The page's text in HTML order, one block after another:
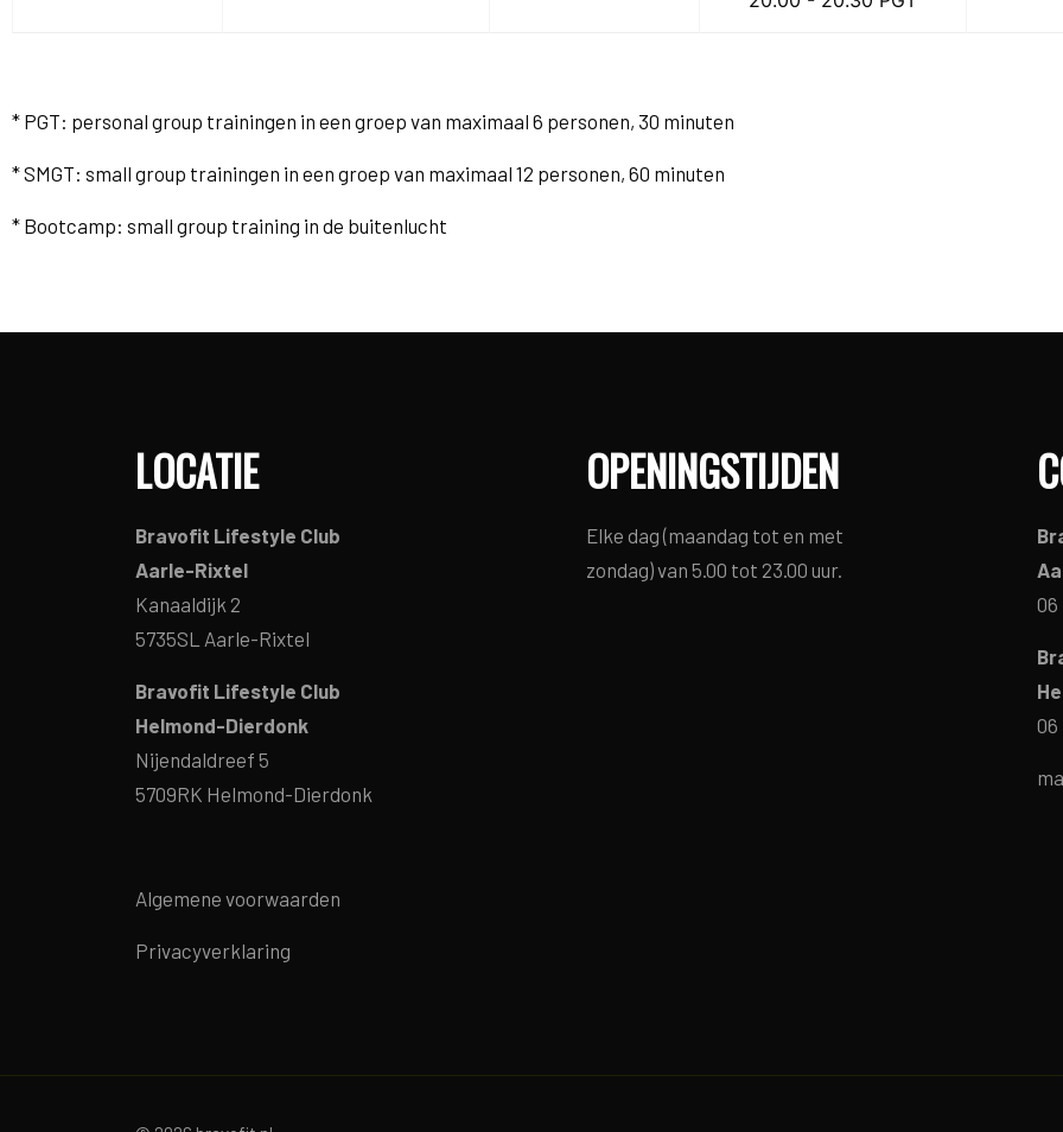
* PGT: personal group trainingen in een groep van maximaal 6 personen, 30 minuten
* SMGT: small group trainingen in een groep van maximaal 12 personen, 60 minuten
* Bootcamp: small group training in de buitenlucht
LOCATIE
Bravofit Lifestyle Club
Aarle-Rixtel
Kanaaldijk 2
5735SL Aarle-Rixtel
Bravofit Lifestyle Club
Helmond-Dierdonk
Nijendaldreef 5
5709RK Helmond-Dierdonk
Algemene voorwaarden
Privacyverklaring
OPENINGSTIJDEN
Elke dag (maandag tot en met
zondag) van 5.00 tot 23.00 uur.
06
06